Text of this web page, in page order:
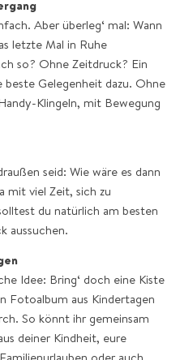
Aber überleg‘ mal: Wann
letzte Mal in Ruhe
so? Ohne Zeitdruck? Ein
Gelegenheit dazu. Ohne
Klingeln, mit Bewegung
seid: Wie wäre es dann
mit viel Zeit, sich zu
du natürlich am besten
aussuchen.
Idee: Bring‘ doch eine Kiste
Fotoalbum aus Kindertagen
So könnt ihr gemeinsam
deiner Kindheit, eure